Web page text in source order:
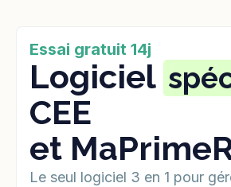
Essai gratuit 14j
Logiciel
CEE
et
Le seul logiciel 3 en 1 pour